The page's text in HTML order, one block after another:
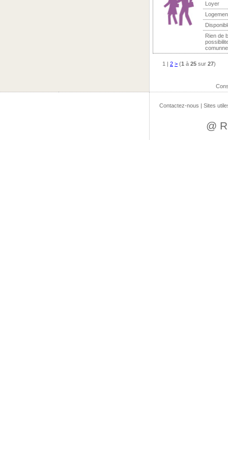
Loyer
Rien de
1 | 2 > (1 à 25 sur 27)
Contactez-nous | Sites
@